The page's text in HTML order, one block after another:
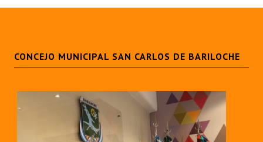
CONCEJO MUNICIPAL SAN CARLOS DE BARILOCHE